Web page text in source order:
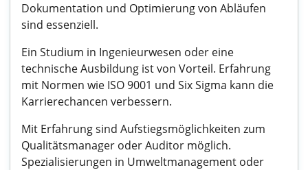
Dokumentation und Optimierung von Abläufen
sind essenziell.
Ein Studium in Ingenieurwesen oder eine
technische Ausbildung ist von Vorteil. Erfahrung
mit Normen wie ISO 9001 und Six Sigma kann die
Karrierechancen verbessern.
Mit Erfahrung sind Aufstiegsmöglichkeiten zum
Qualitätsmanager oder Auditor möglich.
Spezialisierungen in Umweltmanagement oder